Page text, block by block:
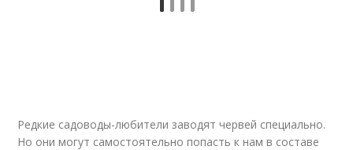
Редкие садоводы-любители заводят червей специально.
Но они могут самостоятельно попасть к нам в составе